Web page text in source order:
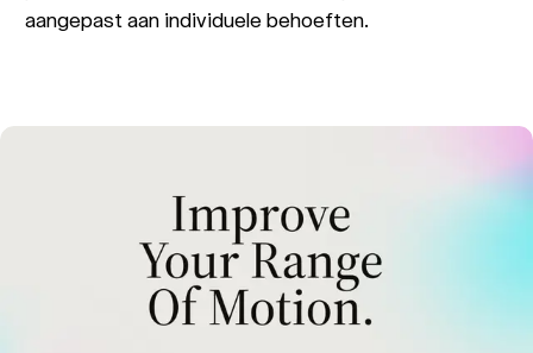
aangepast aan individuele behoeften.